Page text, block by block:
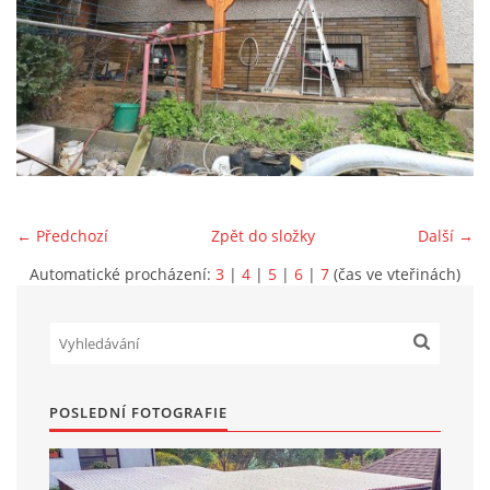
Marek Petruželka
Studýnka 131
Hronov
549 46
+420 731561027
Aktualizováno: 22. 9. 2023
← Předchozí Další →
Zpět do složky
Automatické procházení: 3 | 4 | 5 | 6 | 7 (čas ve vteřinách)
POSLEDNÍ FOTOGRAFIE